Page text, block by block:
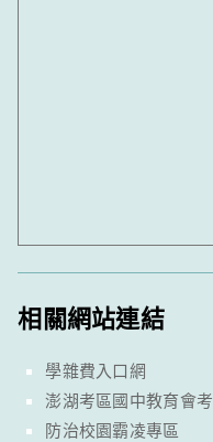
相關網站連結
學雜費入口網
澎湖考區國中教育會考
防治校園霸凌專區